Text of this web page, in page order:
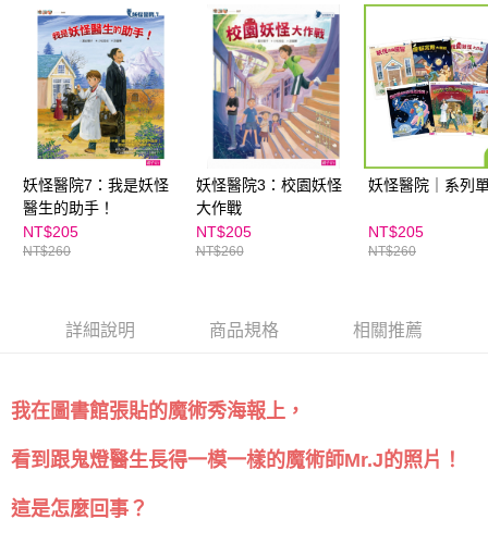
任。
４．使用「AFTEE先享後付」時，將依據個別帳號之用戶狀況，依本公司即
時審查核予不同之上限額度；若仍有額度不足之情形，本公司將視審查結果
請求用戶進行身份認證。
５．嚴禁一人註冊多個帳號或使用他人資訊註冊。若發現惡意使用之情形，
恩沛科技股份有限公司將有權停止該用戶之使用額度並採取法律行動。
妖怪醫院7：我是妖怪
醫生的助手！
NT$205
NT$260
妖怪醫院3：校園妖怪
大作戰
NT$205
NT$260
妖怪醫院｜系列
NT$205
NT$260
詳細說明 商品規格 相關推薦
我在圖書館張貼的魔術秀海報上，
看到跟鬼燈醫生長得一模一樣的魔術師Mr.J的照片！
這是怎麼回事？